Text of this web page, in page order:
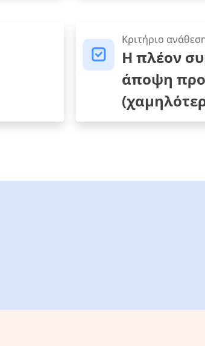
Κριτήριο
Η πλέον
άποψη